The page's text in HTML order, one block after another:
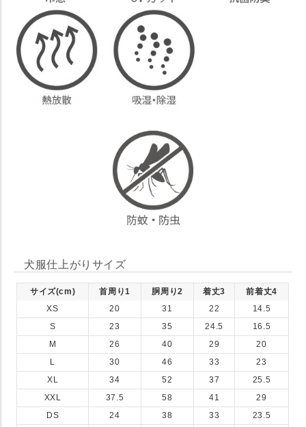
犬服仕上がりサイズ
サイズ(cm) 首周り1 胴周り2 着丈3
前着丈4
XS
20 31 22
14.5
S
23 35 24.5
16.5
M
26 40 29
20
L
30 46 33
23
XL
34 52 37
25.5
XXL
37.5 58 41
29
DS
24 38 33
23.5